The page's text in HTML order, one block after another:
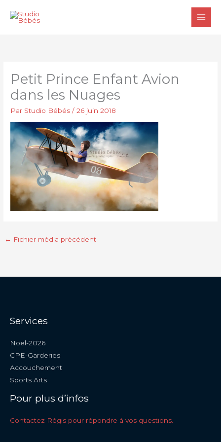
Petit Prince Enfant Avion
dans les Nuages
Par Studio Bébés/26 juin 2018
← Fichier média précédent
Services
Noel-2026
CPE-Garderies
Accouchement
Sports Arts
Pour plus d’infos
Contactez Régis pour répondre à vos questions.